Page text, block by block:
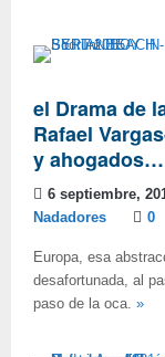
el Drama de
Rafael
y ahogados…
6 septiembre,
Nadadores
0
Europa, esa
desafortunada, al
paso de la oca. »